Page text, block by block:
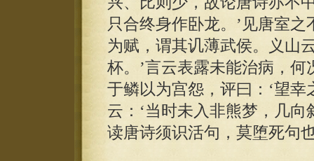
只合终身作卧龙。’见唐室
为赋，谓其讥薄武侯。义山
杯。’言云表露未能治病，
于鳞以为宫怨，评曰：‘望
云：‘当时未入非熊梦，几
读唐诗须识活句，莫堕死句